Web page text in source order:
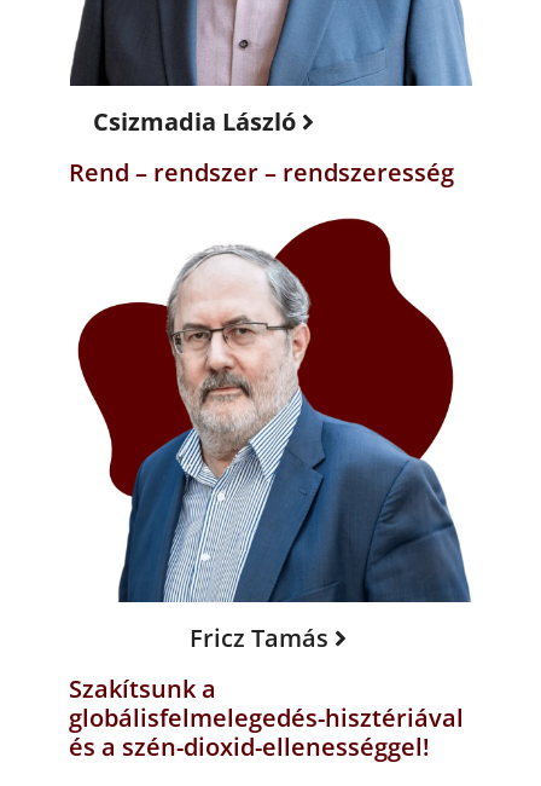
Csizmadia László
Rend – rendszer – rendszeresség
Fricz Tamás
Szakítsunk a
globálisfelmelegedés-hisztériával
és a szén-dioxid-ellenességgel!